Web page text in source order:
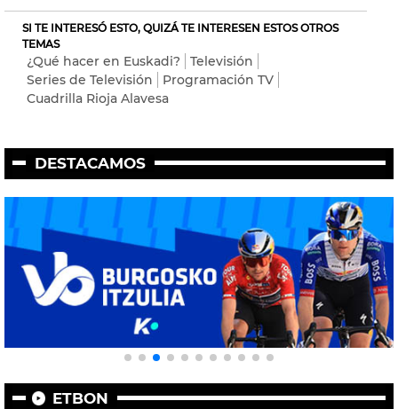
SI TE INTERESÓ ESTO, QUIZÁ TE INTERESEN ESTOS OTROS
TEMAS
¿Qué hacer en Euskadi?
Televisión
Series de Televisión
Programación TV
Cuadrilla Rioja Alavesa
DESTACAMOS
ETBON